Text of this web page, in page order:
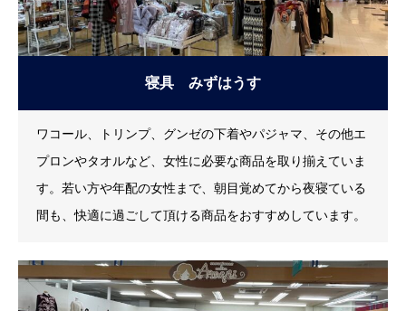
寝具 みずはうす
ワコール、トリンプ、グンゼの下着やパジャマ、その他エ
プロンやタオルなど、女性に必要な商品を取り揃えていま
す。若い方や年配の女性まで、朝目覚めてから夜寝ている
間も、快適に過ごして頂ける商品をおすすめしています。